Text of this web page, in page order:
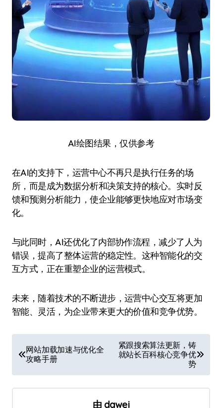
AI绘图结果，仅供参考
在AI的支持下，运营中心不再只是执行任务的场
所，而是成为数据分析和决策支持的核心。实时反
馈和预测分析能力，使企业能够更快地应对市场变
化。
与此同时，AI还优化了内部协作流程，减少了人为
错误，提高了整体运营的稳定性。这种智能化的交
互方式，正在重塑企业的运营模式。
未来，随着技术的不断进步，运营中心交互将更加
智能、灵活，为企业带来更大的价值和竞争优势。
章
导
航
网站加载加速与优化全
攻略手册
紧跟搜索算法更新，铸
就站长百科核心竞争优
势
由 dawei